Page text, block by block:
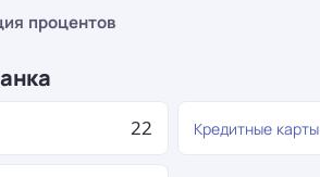
процентов
22 Кредитные карты